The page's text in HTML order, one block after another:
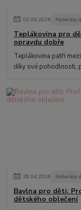
02.06.2026 Materiály
Teplákovina pro
opravdu dobře
Teplákovina patří
díky své pohodlnosti,
28.04.2026 Materiály
Bavlna pro děti:
dětského oblečení